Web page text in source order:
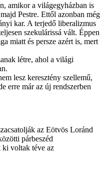
amikor a világegyházban is
Pestre. Ettől azonban még
kar. A terjedő liberalizmus
szekulárissá vált. Éppen
miatt és persze azért is, mert
létre, ahol a világi
lesz keresztény szellemű,
erre már az új rendszerben
az Eötvös Loránd
párbeszéd
ki voltak téve az